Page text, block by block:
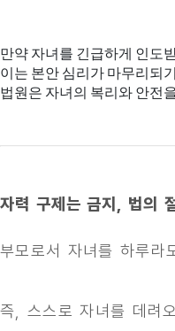
만약 자녀를 긴급하게 인도
이는 본안 심리가 마무리되
법원은 자녀의 복리와 안전
자력 구제는 금지, 법의
부모로서 자녀를 하루
즉, 스스로 자녀를 데려